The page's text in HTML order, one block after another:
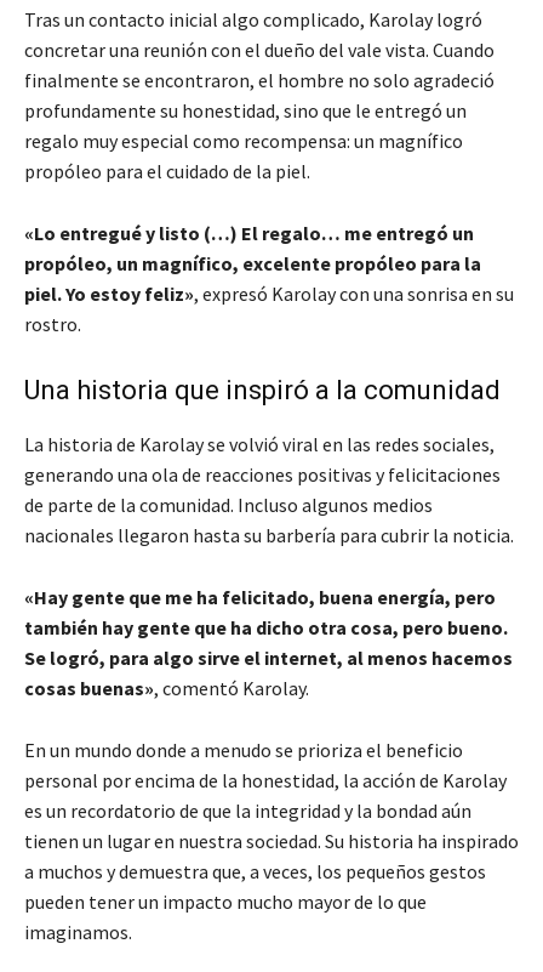
Tras un contacto inicial algo complicado, Karolay logró
concretar una reunión con el dueño del vale vista. Cuando
finalmente se encontraron, el hombre no solo agradeció
profundamente su honestidad, sino que le entregó un
regalo muy especial como recompensa: un magnífico
propóleo para el cuidado de la piel.
«Lo entregué y listo (…) El regalo… me entregó un
propóleo, un magnífico, excelente propóleo para la
piel. Yo estoy feliz», expresó Karolay con una sonrisa en su
rostro.
Una historia que inspiró a la comunidad
La historia de Karolay se volvió viral en las redes sociales,
generando una ola de reacciones positivas y felicitaciones
de parte de la comunidad. Incluso algunos medios
nacionales llegaron hasta su barbería para cubrir la noticia.
«Hay gente que me ha felicitado, buena energía, pero
también hay gente que ha dicho otra cosa, pero bueno.
Se logró, para algo sirve el internet, al menos hacemos
cosas buenas», comentó Karolay.
En un mundo donde a menudo se prioriza el beneficio
personal por encima de la honestidad, la acción de Karolay
es un recordatorio de que la integridad y la bondad aún
tienen un lugar en nuestra sociedad. Su historia ha inspirado
a muchos y demuestra que, a veces, los pequeños gestos
pueden tener un impacto mucho mayor de lo que
imaginamos.